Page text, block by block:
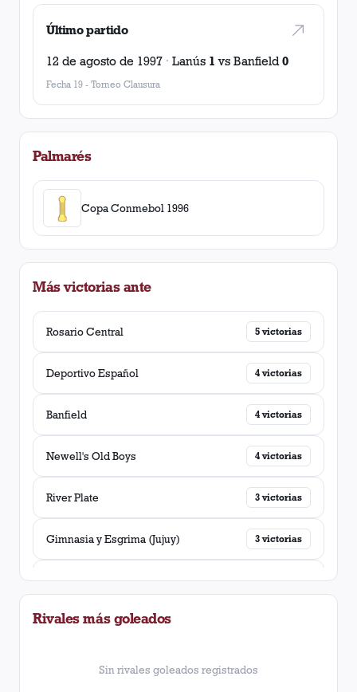
Último partido
12 de agosto de 1997 · Lanús 1 vs Banfield 0
Fecha 19 - Torneo Clausura
Palmarés
Copa Conmebol 1996
Más victorias ante
Rosario Central 5 victorias
Deportivo Español 4 victorias
Banfield 4 victorias
Newell's Old Boys 4 victorias
River Plate 3 victorias
Gimnasia y Esgrima (Jujuy) 3 victorias
Racing Club 3 victorias
Platense
Independiente
Rivales más goleados
Sin rivales goleados registrados